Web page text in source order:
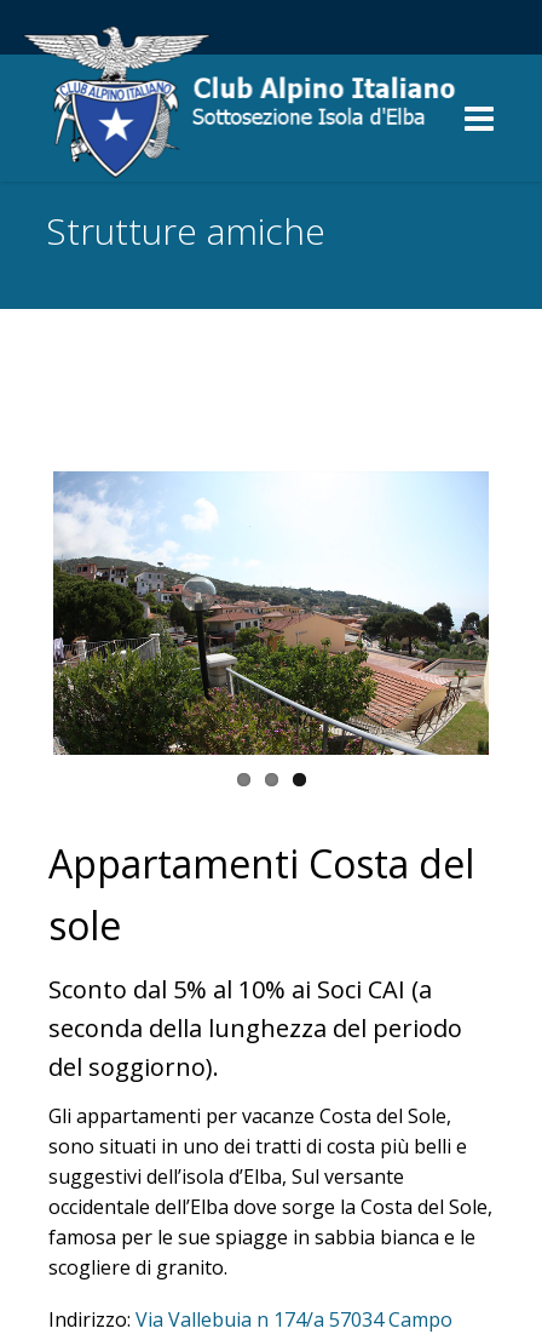
Strutture amiche
Appartamenti Costa del
sole
Sconto dal 5% al 10% ai Soci CAI (a
seconda della lunghezza del periodo
del soggiorno).
Gli appartamenti per vacanze Costa del Sole,
sono situati in uno dei tratti di costa più belli e
suggestivi dell’isola d’Elba, Sul versante
occidentale dell’Elba dove sorge la Costa del Sole,
famosa per le sue spiagge in sabbia bianca e le
scogliere di granito.
Indirizzo: Via Vallebuia n 174/a 57034 Campo